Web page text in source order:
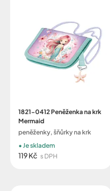
1821-0412 Peněženka na krk
Mermaid
peněženky, šňůrky na krk
119 Kč s DPH
Je skladem